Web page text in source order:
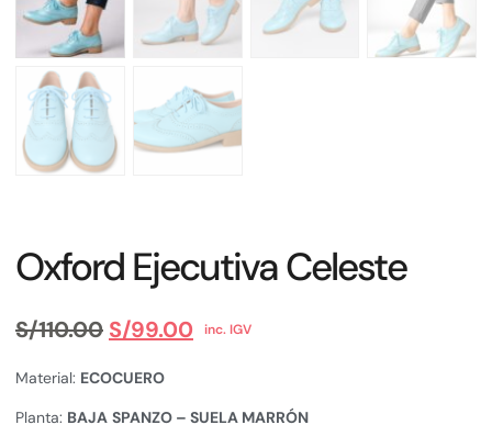
Oxford Ejecutiva Celeste
S/110.00 S/99.00 inc. IGV
Material: ECOCUERO
Planta: BAJA SPANZO – SUELA MARRÓN